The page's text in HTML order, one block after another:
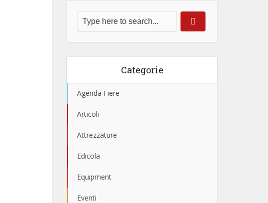
Categorie
Agenda Fiere
Articoli
Attrezzature
Edicola
Equipment
Eventi